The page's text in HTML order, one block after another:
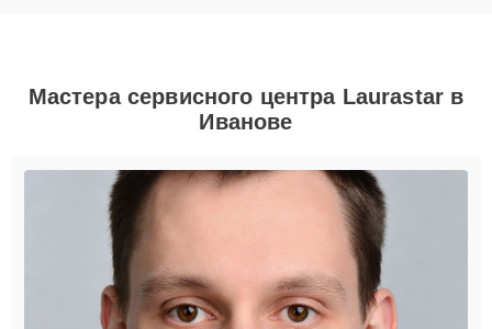
Мастера сервисного центра Laurastar в
Иванове